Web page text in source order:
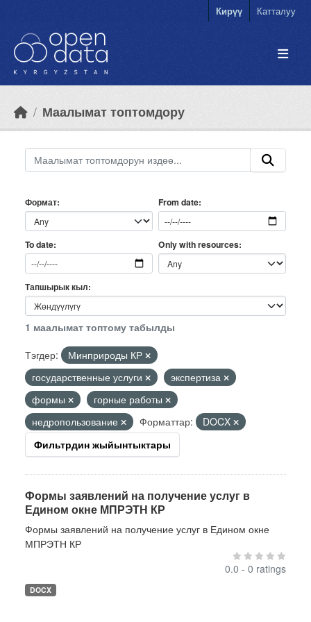
Кирүү Катталуу
Маалымат топтомдору
Формат From date
To date Only with resources
Тапшырык кыл
1 маалымат топтому табылды
Тэгдер:
Минприроды КР
государственные услуги
экспертиза
формы
горные работы
недропользование
Форматтар:
DOCX
Фильтрдин жыйынтыктары
Формы заявлений на получение услуг в
Едином окне МПРЭТН КР
Формы заявлений на получение услуг в Едином окне
МПРЭТН КР
0.0 - 0 ratings
DOCX